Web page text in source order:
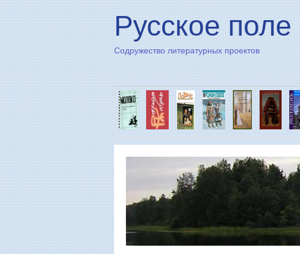
Русское поле
Содружество литературных проектов